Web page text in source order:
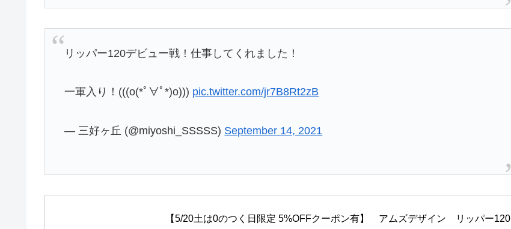
リッパー120デビュー戦！仕事してくれました！
一軍入り！(((o(*ﾟ∀ﾟ*)o))) pic.twitter.com/jr7B8Rt2zB
— 三好ヶ丘 (@miyoshi_SSSSS) September 14, 2021
【5/20土は0のつく日限定 5%OFFクーポン有】　アムズデザイン　リッパー120